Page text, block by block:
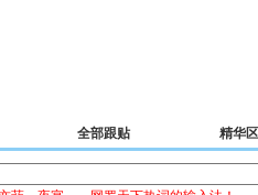
全部跟贴 精华区